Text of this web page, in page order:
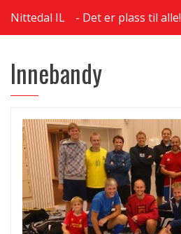
Nittedal IL Det er plass til alle!
Innebandy